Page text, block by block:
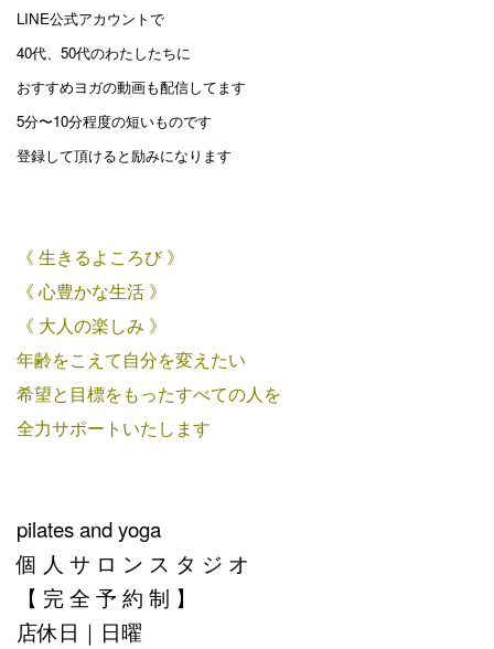
LINE公式アカウントで
40代、50代のわたしたちに
おすすめヨガの動画も配信してます
5分〜10分程度の短いものです
登録して頂けると励みになります
《 生きるよころび 》
《 心豊かな生活 》
《 大人の楽しみ 》
年齢をこえて自分を変えたい
希望と目標をもったすべての人を
全力サポートいたします
pilates and yoga
個 人 サ ロ ン ス タ ジ オ
【 完 全 予 約 制 】
店休日｜日曜